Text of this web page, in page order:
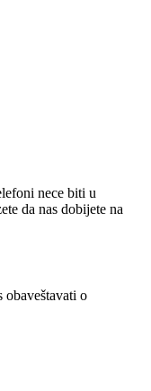
nece biti u
da nas dobijete na
obaveštavati o